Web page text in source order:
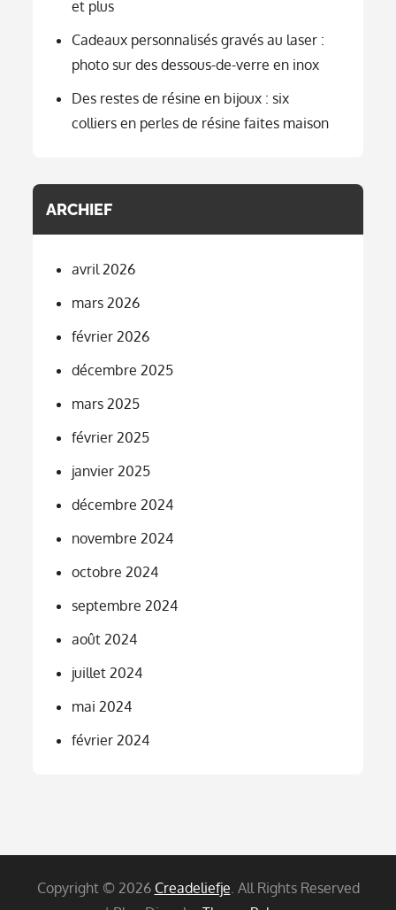
et plus
Cadeaux personnalisés gravés au laser :
photo sur des dessous-de-verre en inox
Des restes de résine en bijoux : six
colliers en perles de résine faites maison
ARCHIEF
avril 2026
mars 2026
février 2026
décembre 2025
mars 2025
février 2025
janvier 2025
décembre 2024
novembre 2024
octobre 2024
septembre 2024
août 2024
juillet 2024
mai 2024
février 2024
Copyright © 2026 Creadeliefje . All Rights Reserved